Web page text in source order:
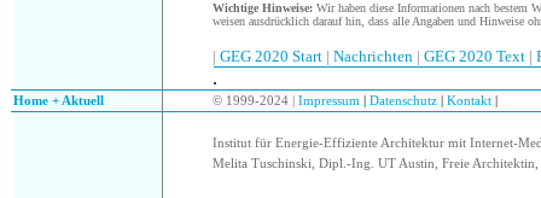
Wichtige Hinweise: Wir haben diese Informationen nach bestem
weisen ausdrücklich darauf hin, dass alle Angaben und Hinweise
| GEG 2020 Start | Nachrichten | GEG 2020 Text |
.
Home + Aktuell © 1999-2024 | Impressum Datenschutz Kontakt
Institut für Energie-Effiziente Architektur mit Internet-
Melita Tuschinski, Dipl.-Ing. UT Austin, Freie Architektin,